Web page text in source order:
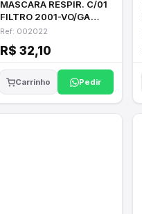
MASCARA RESPIR. C/01
FILTRO 2001-VO/GA
ALLTEC
Ref: 002022
R$ 32,10
Carrinho Pedir